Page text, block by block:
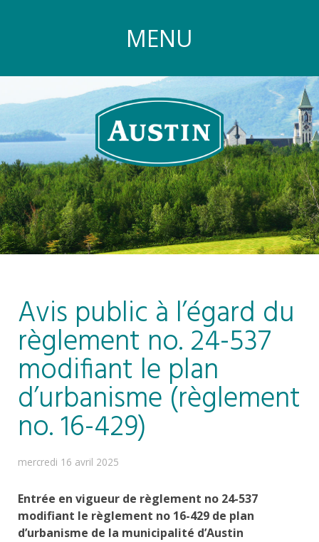
MENU
Avis public à l’égard du
règlement no. 24-537
modifiant le plan
d’urbanisme (règlement
no. 16-429)
mercredi 16 avril 2025
Entrée en vigueur de règlement no 24-537
modifiant le règlement no 16-429 de plan
d’urbanisme de la municipalité d’Austin